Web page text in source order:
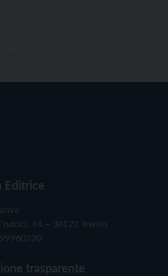
Editrice
14 – 38122 Trento
trasparente